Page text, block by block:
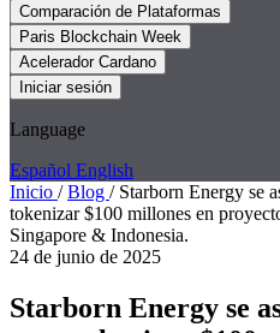
Comparación de Plataformas
Paris Blockchain Week
Acelerador Cardano
Iniciar sesión
Language
Español English
Inicio / Blog / Starborn Energy se
tokenizar $100 millones en
Singapore & Indonesia.
24 de junio de 2025
Starborn Energy se